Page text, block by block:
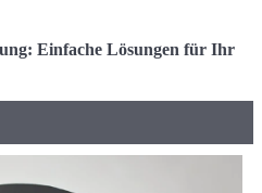
Einfache Lösungen für Ihr